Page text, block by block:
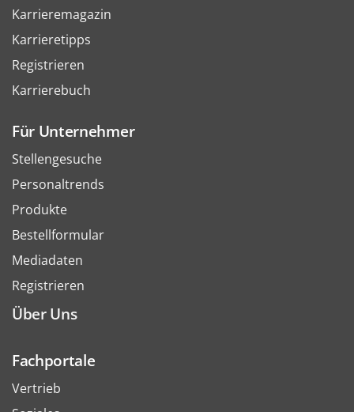
Karrieremagazin
Karrieretipps
Registrieren
Karrierebuch
Für Unternehmer
Stellengesuche
Personaltrends
Produkte
Bestellformular
Mediadaten
Registrieren
Über Uns
Fachportale
Vertrieb